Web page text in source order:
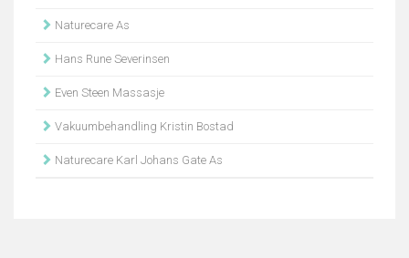
Naturecare As
Hans Rune Severinsen
Even Steen Massasje
Vakuumbehandling Kristin Bostad
Naturecare Karl Johans Gate As